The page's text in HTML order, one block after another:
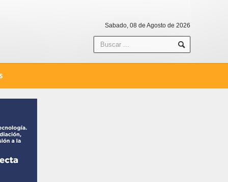
Sabado, 08 de Agosto de 2026